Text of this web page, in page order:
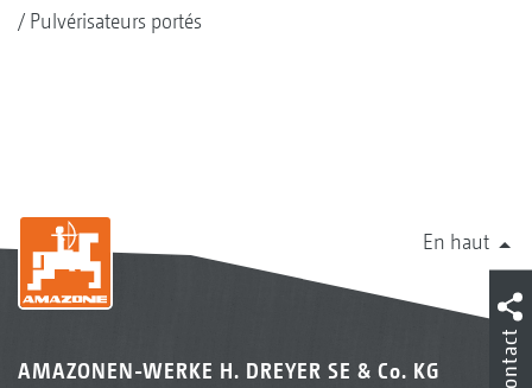
Pulvérisateurs portés
En haut
AMAZONEN-WERKE H. DREYER SE & Co. KG
Contact